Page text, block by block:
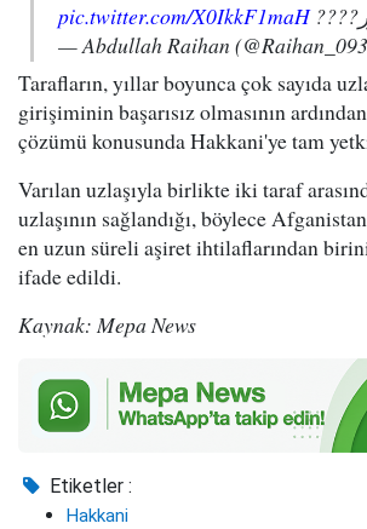
pic.twitter.com/X0IkkF1maH
— Abdullah Raihan
Tarafların, yıllar boyunca çok sayıda
girişiminin başarısız olmasının
çözümü konusunda Hakkani'ye tam
Varılan uzlaşıyla birlikte iki taraf
uzlaşının sağlandığı, böylece
en uzun süreli aşiret ihtilaflarından
ifade edildi.
Kaynak: Mepa News
Etiketler :
Hakkani